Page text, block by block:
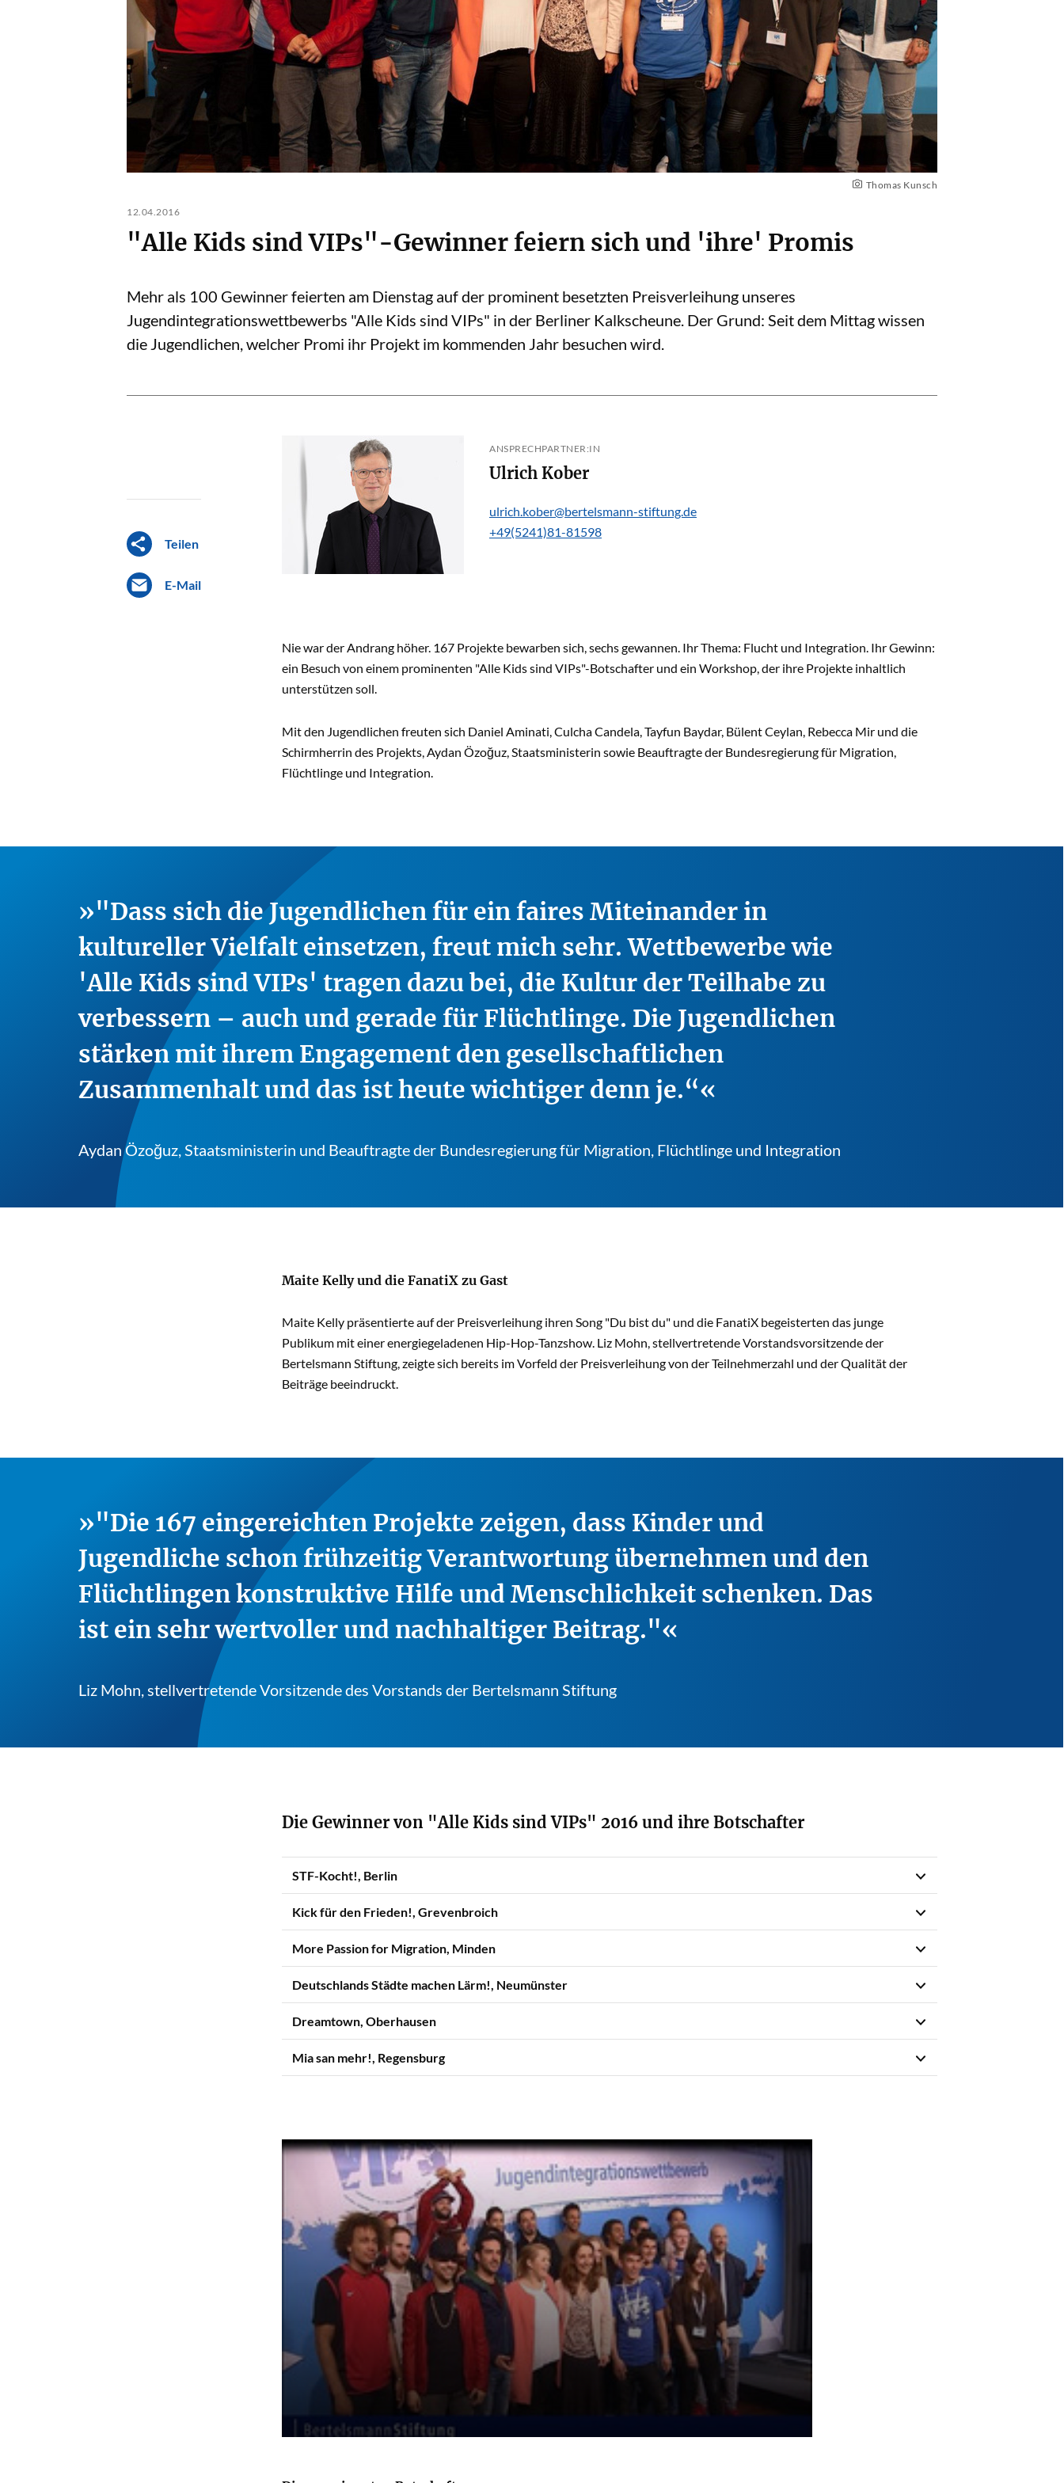
Thomas Kunsch
12.04.2016
"Alle Kids sind VIPs"-Gewinner feiern sich und 'ihre' Promis
Mehr als 100 Gewinner feierten am Dienstag auf der prominent besetzten Preisverleihung unseres
Jugendintegrationswettbewerbs "Alle Kids sind VIPs" in der Berliner Kalkscheune. Der Grund: Seit dem Mittag wissen
die Jugendlichen, welcher Promi ihr Projekt im kommenden Jahr besuchen wird.
Teilen
E-Mail
ANSPRECHPARTNER:IN
Ulrich Kober
ulrich.kober@bertelsmann-stiftung.de
+49(5241)81-81598
Nie war der Andrang höher. 167 Projekte bewarben sich, sechs gewannen. Ihr Thema: Flucht und Integration. Ihr Gewinn:
ein Besuch von einem prominenten "Alle Kids sind VIPs"-Botschafter und ein Workshop, der ihre Projekte inhaltlich
unterstützen soll.
Mit den Jugendlichen freuten sich Daniel Aminati, Culcha Candela, Tayfun Baydar, Bülent Ceylan, Rebecca Mir und die
Schirmherrin des Projekts, Aydan Özoğuz, Staatsministerin sowie Beauftragte der Bundesregierung für Migration,
Flüchtlinge und Integration.
"Dass sich die Jugendlichen für ein faires Miteinander in
kultureller Vielfalt einsetzen, freut mich sehr. Wettbewerbe wie
'Alle Kids sind VIPs' tragen dazu bei, die Kultur der Teilhabe zu
verbessern – auch und gerade für Flüchtlinge. Die Jugendlichen
stärken mit ihrem Engagement den gesellschaftlichen
Zusammenhalt und das ist heute wichtiger denn je.“
Aydan Özoğuz, Staatsministerin und Beauftragte der Bundesregierung für Migration, Flüchtlinge und Integration
Maite Kelly und die FanatiX zu Gast
Maite Kelly präsentierte auf der Preisverleihung ihren Song "Du bist du" und die FanatiX begeisterten das junge
Publikum mit einer energiegeladenen Hip-Hop-Tanz­show. Liz Mohn, stellvertretende Vorstandsvor­sitzende der
Bertelsmann Stiftung, zeigte sich bereits im Vorfeld der Preisverleihung von der Teil­nehmerzahl und der Qualität der
Beiträge beeindruckt.
"Die 167 eingereichten Projekte zeigen, dass Kinder und
Jugendliche schon frühzeitig Verantwortung übernehmen und den
Flüchtlingen konstruktive Hilfe und Menschlichkeit schenken. Das
ist ein sehr wertvoller und nachhaltiger Beitrag."
Liz Mohn, stellvertretende Vorsitzende des Vorstands der Bertelsmann Stiftung
Die Gewinner von "Alle Kids sind VIPs" 2016 und ihre Botschafter
STF-Kocht!, Berlin
Kick für den Frieden!, Grevenbroich
More Passion for Migration, Minden
Deutschlands Städte machen Lärm!, Neumünster
Dreamtown, Oberhausen
Mia san mehr!, Regensburg